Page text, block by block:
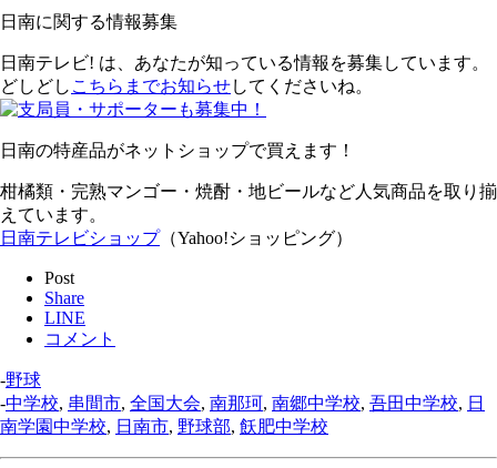
日南に関する情報募集
日南テレビ! は、あなたが知っている情報を募集しています。
どしどし こちらまでお知らせしてくださいね。
日南の特産品がネットショップで買えます！
柑橘類・完熟マンゴー・焼酎・地ビールなど人気商品を取り揃
えています。
日南テレビショップ（Yahoo!ショッピング）
Post
Share
LINE
コメント
-野球
-中学校, 串間市, 全国大会, 南那珂, 南郷中学校, 吾田中学校, 日
南学園中学校, 日南市, 野球部, 飫肥中学校